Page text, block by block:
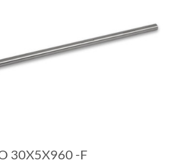
30X5X960 -F